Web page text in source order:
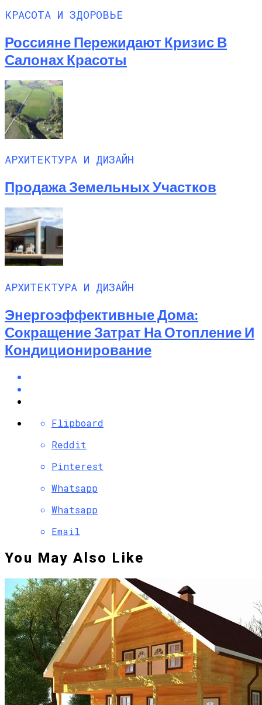
КРАСОТА И ЗДОРОВЬЕ
Россияне Пережидают Кризис В
Салонах Красоты
АРХИТЕКТУРА И ДИЗАЙН
Продажа Земельных Участков
АРХИТЕКТУРА И ДИЗАЙН
Энергоэффективные Дома:
Сокращение Затрат На Отопление И
Кондиционирование
Flipboard
Reddit
Pinterest
Whatsapp
Whatsapp
Email
You May Also Like